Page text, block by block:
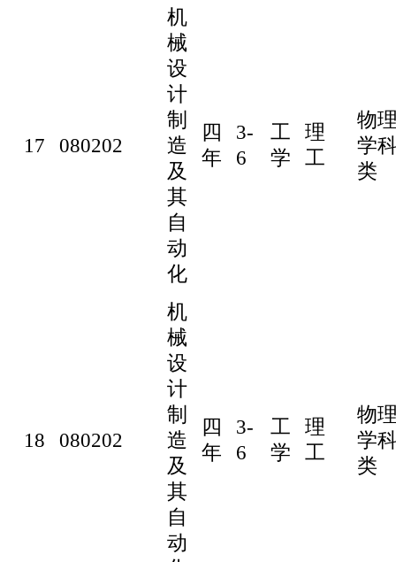
17 080202
机
械
设
计
制
造
及
其
自
动
化
四
年
3-
6
工
学
理
工
物
学
类
18 080202
机
械
设
计
制
造
及
其
自
动
四
年
3-
6
工
学
理
工
物
学
类